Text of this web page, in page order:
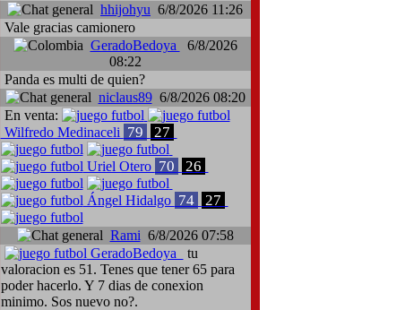
hhijohyu 6/8/2026 11:26
Vale gracias camionero
GeradoBedoya
6/8/2026
08:22
Panda es multi de quien?
niclaus896/8/2026 08:20
En venta:
Wilfredo Medinaceli 79 27
Uriel Otero 70 26
Ángel Hidalgo 74 27
Rami 6/8/2026 07:58
GeradoBedoya
tu
valoracion es 51. Tenes que tener 65 para
poder hacerlo. Y 7 dias de conexion
minimo. Sos nuevo no?.